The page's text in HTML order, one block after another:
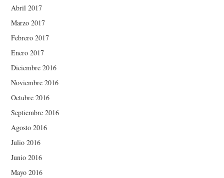
Abril 2017
Marzo 2017
Febrero 2017
Enero 2017
Diciembre 2016
Noviembre 2016
Octubre 2016
Septiembre 2016
Agosto 2016
Julio 2016
Junio 2016
Mayo 2016